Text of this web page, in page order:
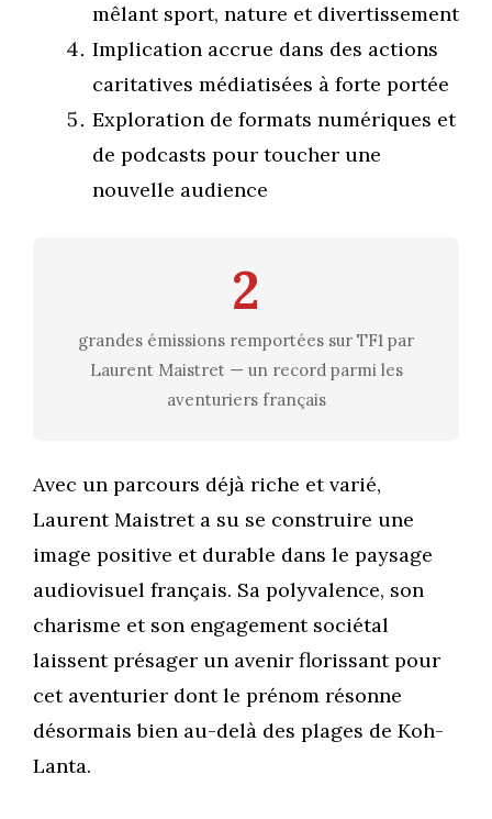
mêlant sport, nature et divertissement
Implication accrue dans des actions
caritatives médiatisées à forte portée
Exploration de formats numériques et
de podcasts pour toucher une
nouvelle audience
2
grandes émissions remportées sur TF1 par
Laurent Maistret — un record parmi les
aventuriers français
Avec un parcours déjà riche et varié,
Laurent Maistret a su se construire une
image positive et durable dans le paysage
audiovisuel français. Sa polyvalence, son
charisme et son engagement sociétal
laissent présager un avenir florissant pour
cet aventurier dont le prénom résonne
désormais bien au-delà des plages de Koh-
Lanta.